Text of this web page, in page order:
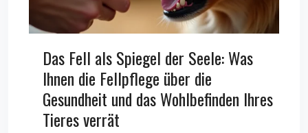
Das Fell als Spiegel der Seele: Was
Ihnen die Fellpflege über die
Gesundheit und das Wohlbefinden Ihres
Tieres verrät